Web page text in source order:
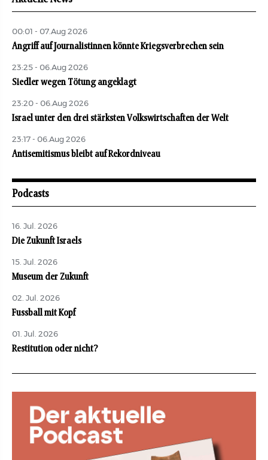
00:01 - 07.Aug 2026
Angriff auf Journalistinnen könnte Kriegsverbrechen sein
23:25 - 06.Aug 2026
Siedler wegen Tötung angeklagt
23:20 - 06.Aug 2026
Israel unter den drei stärksten Volkswirtschaften der Welt
23:17 - 06.Aug 2026
Antisemitismus bleibt auf Rekordniveau
Podcasts
16. Jul. 2026
Die Zukunft Israels
15. Jul. 2026
Museum der Zukunft
02. Jul. 2026
Fussball mit Kopf
01. Jul. 2026
Restitution oder nicht?